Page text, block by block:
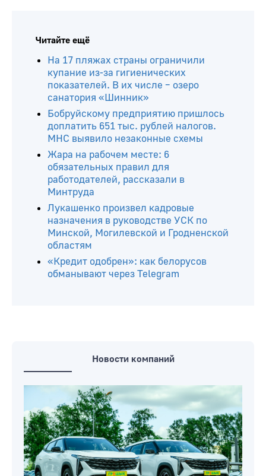
Читайте ещё
На 17 пляжах страны ограничили
купание из-за гигиенических
показателей. В их числе – озеро
санатория «Шинник»
Бобруйскому предприятию пришлось
доплатить 651 тыс. рублей налогов.
МНС выявило незаконные схемы
Жара на рабочем месте: 6
обязательных правил для
работодателей, рассказали в
Минтруда
Лукашенко произвел кадровые
назначения в руководстве УСК по
Минской, Могилевской и Гродненской
областям
«Кредит одобрен»: как белорусов
обманывают через Telegram
Новости компаний